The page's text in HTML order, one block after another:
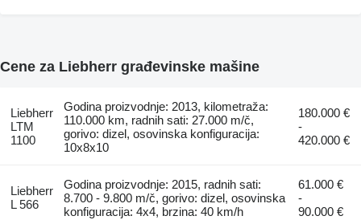
Cene za Liebherr građevinske mašine
Liebherr
LTM
1100
Godina proizvodnje: 2013, kilometraža:
110.000 km, radnih sati: 27.000 m/č,
gorivo: dizel, osovinska konfiguracija:
10x8x10
180.000 €
-
420.000 €
Liebherr
L 566
Godina proizvodnje: 2015, radnih sati:
8.700 - 9.800 m/č, gorivo: dizel, osovinska
konfiguracija: 4x4, brzina: 40 km/h
61.000 €
-
90.000 €